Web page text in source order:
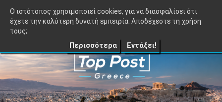
≡ TopPost.gr |
O ιστότοπος χρησιμοποιεί cookies, για να διασφαλίσει ότι
έχετε την καλύτερη δυνατή εμπειρία. Αποδέχεστε τη χρήση
τους;
Περισσότερα Εντάξει!